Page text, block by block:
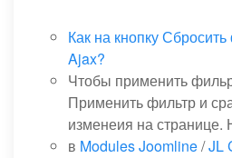
Как на кнопку
Ajax?
Чтобы применить
Применить фильтр и
изменеия на странице.
в Modules Joomline/JL